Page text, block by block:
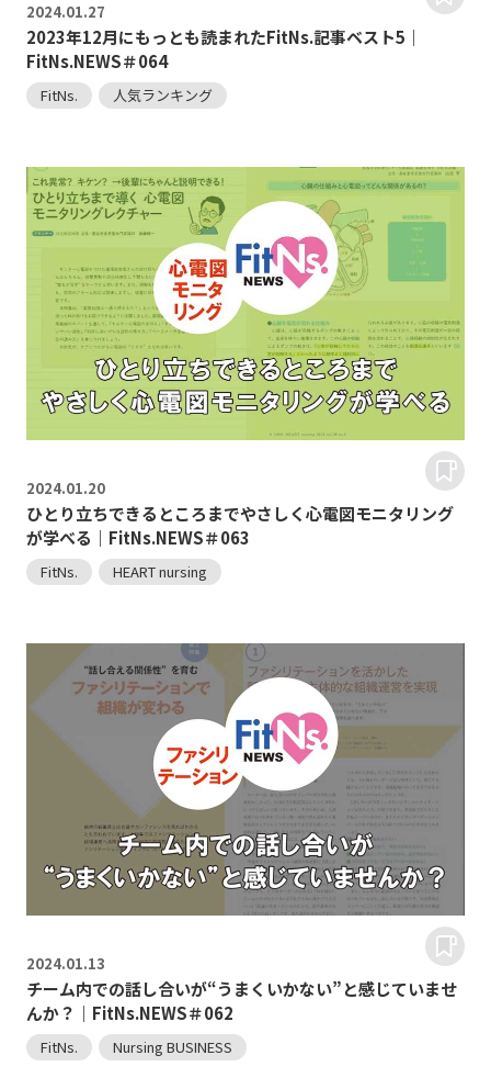
2024.01.27
2023年12月にもっとも読まれたFitNs.記事ベスト5｜
FitNs.NEWS＃064
FitNs. 人気ランキング
2024.01.20
ひとり立ちできるところまでやさしく心電図モニタリング
が学べる｜FitNs.NEWS＃063
FitNs. HEART nursing
2024.01.13
チーム内での話し合いが“うまくいかない”と感じていませ
んか？｜FitNs.NEWS＃062
FitNs. Nursing BUSINESS